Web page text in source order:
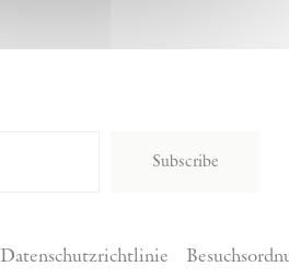
Subscribe
Datenschutzrichtlinie